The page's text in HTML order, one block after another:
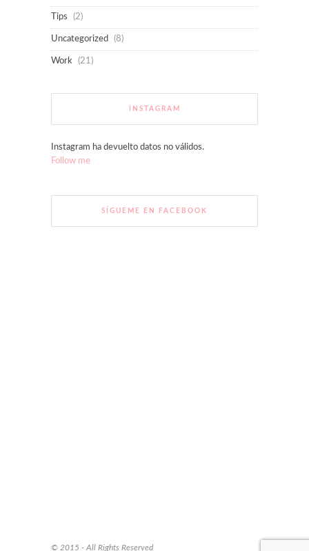
Tips (2)
Uncategorized (8)
Work (21)
INSTAGRAM
Instagram ha devuelto datos no válidos.
Follow me
SÍGUEME EN FACEBOOK
© 2015 - All Rights Reserved